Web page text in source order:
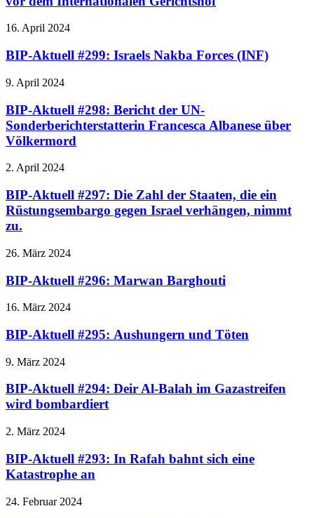
16. April 2024
BIP-Aktuell #299: Israels Nakba Forces (INF)
9. April 2024
BIP-Aktuell #298: Bericht der UN-
Sonderberichterstatterin Francesca Albanese über
Völkermord
2. April 2024
BIP-Aktuell #297: Die Zahl der Staaten, die ein
Rüstungsembargo gegen Israel verhängen, nimmt
zu.
26. März 2024
BIP-Aktuell #296: Marwan Barghouti
16. März 2024
BIP-Aktuell #295: Aushungern und Töten
9. März 2024
BIP-Aktuell #294: Deir Al-Balah im Gazastreifen
wird bombardiert
2. März 2024
BIP-Aktuell #293: In Rafah bahnt sich eine
Katastrophe an
24. Februar 2024